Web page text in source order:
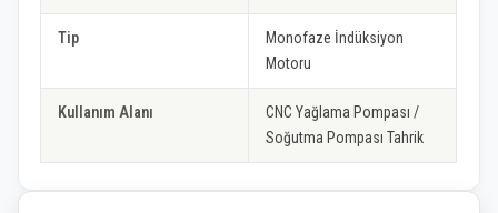
Tip
Monofaze İndüksiyon
Motoru
Kullanım Alanı
CNC Yağlama Pompası /
Soğutma Pompası Tahrik